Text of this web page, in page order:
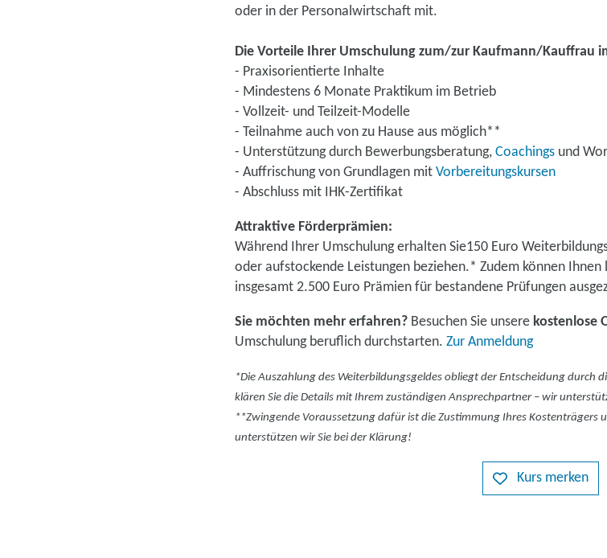
oder in der Personalwirtschaft mit.
Die Vorteile Ihrer Umschulung zum/zur Kaufmann/Kauffrau
- Praxisorientierte Inhalte
- Mindestens 6 Monate Praktikum im Betrieb
- Vollzeit- und Teilzeit-Modelle
- Teilnahme auch von zu Hause aus möglich**
- Unterstützung durch Bewerbungsberatung, Coachings und
- Auffrischung von Grundlagen mit Vorbereitungskursen
- Abschluss mit IHK-Zertifikat
Attraktive Förderprämien:
Während Ihrer Umschulung erhalten Sie150 Euro
oder aufstockende Leistungen beziehen.* Zudem können
insgesamt 2.500 Euro Prämien für bestandene Prüfungen
Sie möchten mehr erfahren? Besuchen Sie unsere kostenlose
Umschulung beruflich durchstarten. Zur Anmeldung
*Die Auszahlung des Weiterbildungsgeldes obliegt der Entscheidung durch
klären Sie die Details mit Ihrem zuständigen Ansprechpartner – wir
**Zwingende Voraussetzung dafür ist die Zustimmung Ihres Kostenträgers
unterstützen wir Sie bei der Klärung!
Kurs merken